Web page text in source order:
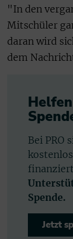
"In den
Mitschüler
daran wird
dem
Bei PRO
Spende.
Jetzt